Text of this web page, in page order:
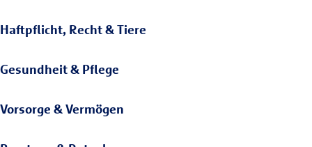
Haftpflicht, Recht & Tiere
Gesundheit & Pflege
Vorsorge & Vermögen